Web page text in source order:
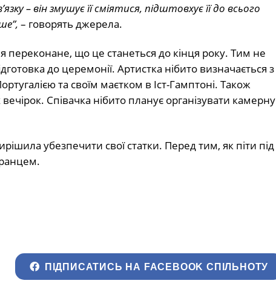
– він змушує її сміятися, підштовхує її до всього
– говорять джерела.
переконане, що це станеться до кінця року. Тим не
до церемонії. Артистка нібито визначається з
та своїм маєтком в Іст-Гамптоні. Також
Співачка нібито планує організувати камерну
убезпечити свої статки. Перед тим, як піти під
ПІДПИСАТИСЬ НА FACEBOOK СПІЛЬНОТУ